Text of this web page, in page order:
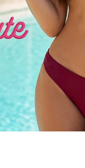
5
di 5
4 di 5
5 di 5